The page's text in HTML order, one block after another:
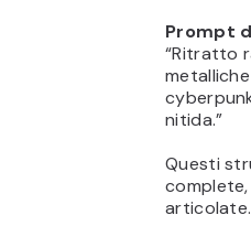
Prompt
“Ritratto
nitida.”
Questi
articolate.